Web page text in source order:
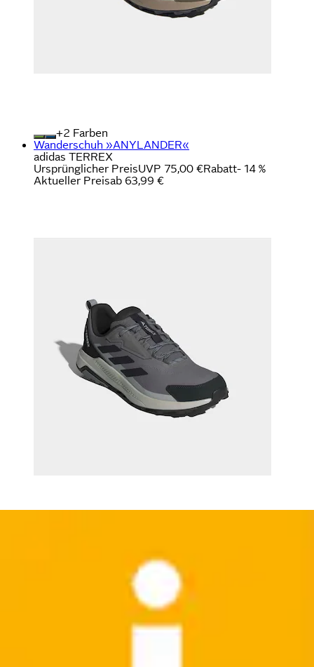
+
Farben
Wanderschuh »ANYLANDER«
adidas TERREX
Ursprünglicher PreisUVP 75,00 €Rabatt- 14 %
Aktueller Preisab 63,99 €
Ursprünglicher PreisUVP 69,99 €
59,99 €